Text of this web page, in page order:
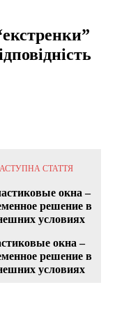
СТАТТЯ
окна –
решение в
условиях